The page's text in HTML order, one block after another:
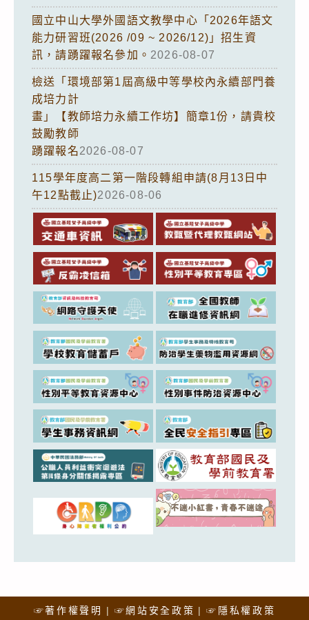
國立中山大學外國語文教學中心「2026年語文
能力研習班(2026 /09 ~ 2026/12)」招生資
訊，請踴躍報名參加。 2026-08-07
檢送「環境部第1屆高級中等學校內永續部門養
成培力計
畫」【教師培力永續工作坊】簡章1份，請貴校
鼓勵教師
踴躍報名2026-08-07
115學年度高二第一階段轉組申請(8月13日中
午12點截止)2026-08-06
☞著作權聲明 ☞網站安全政策 ☞隱私權政策